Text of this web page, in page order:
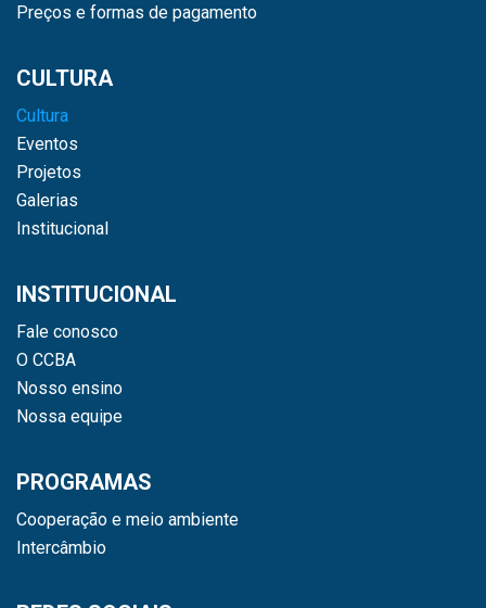
Preços e formas de pagamento
CULTURA
Cultura
Eventos
Projetos
Galerias
Institucional
INSTITUCIONAL
Fale conosco
O CCBA
Nosso ensino
Nossa equipe
PROGRAMAS
Cooperação e meio ambiente
Intercâmbio